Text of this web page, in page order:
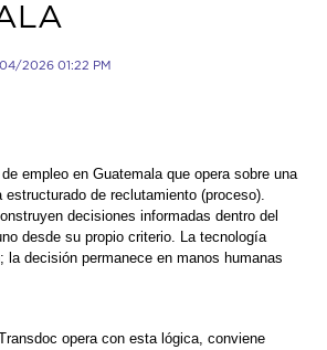
2026 01:22 PM
empleo en Guatemala que opera sobre una
de reclutamiento (proceso).
decisiones informadas dentro del
desde su propio criterio. La tecnología
la decisión permanece en manos humanas
opera con esta lógica, conviene